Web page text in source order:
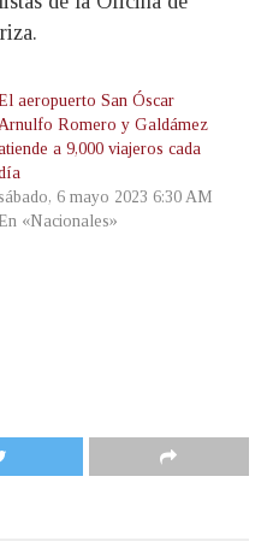
aeropuerto San Óscar
Romero y Galdámez
a 9,000 viajeros cada
6 mayo 2023 6:30 AM
En «Nacionales»